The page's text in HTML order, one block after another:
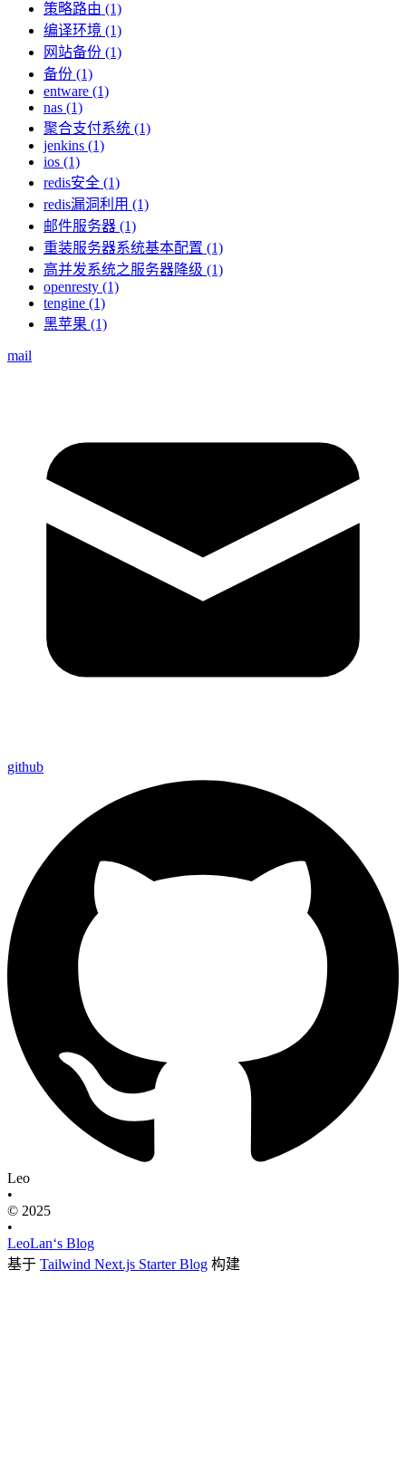
策略路由 (1)
编译环境 (1)
网站备份 (1)
备份 (1)
entware (1)
nas (1)
聚合支付系统 (1)
jenkins (1)
ios (1)
redis安全 (1)
redis漏洞利用 (1)
邮件服务器 (1)
重装服务器系统基本配置 (1)
高并发系统之服务器降级 (1)
openresty (1)
tengine (1)
黑苹果 (1)
mail
github
Leo
•
© 2025
•
LeoLan‘s Blog
基于 Tailwind Next.js Starter Blog 构建